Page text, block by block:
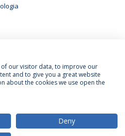
Termos & Condições
of our visitor data, to improve our
and to give you a great website
about the cookies we use open the
Deny